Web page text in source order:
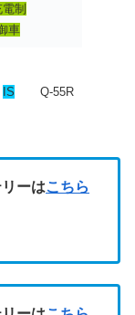
電制
車
IS Q-55R
ーはこちら